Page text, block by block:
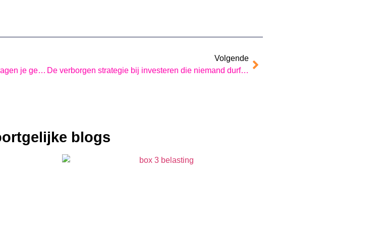
De kracht van vragen: Hoe je met slimme vragen je gedrag verandert
Volgende
De verborgen strategie bij investeren die niemand durft te benoemen
blogs